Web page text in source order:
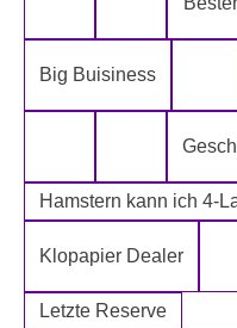
5-Lagig ich kann´s
Alter spielt
Big Buisiness
Fugen Reiniger
Fürn Arsch
Hamstern kann ich 4-
Klopapier Dealer
Letzte Reserve